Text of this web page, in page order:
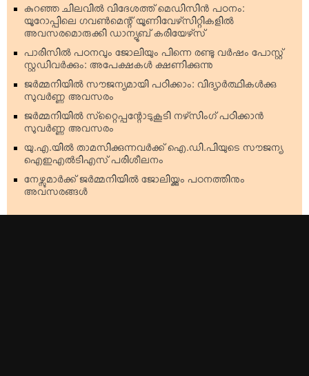
കുറഞ്ഞ ചിലവില്‍ വിദേശത്ത് മെഡിസിന്‍ പഠനം:
യൂറോപ്പിലെ ഗവണ്‍മെന്റ് യൂണിവേഴ്‌സിറ്റികളില്‍
അവസരമൊരുക്കി ഡാന്യൂബ് കരിയേഴ്‌സ്
പാരിസില്‍ പഠനവും ജോലിയും പിന്നെ രണ്ടു വര്‍ഷം പോസ്റ്റ്
സ്റ്റഡിവര്‍ക്കും: അപേക്ഷകള്‍ ക്ഷണിക്കുന്നു
ജര്‍മ്മനിയില്‍ സൗജന്യമായി പഠിക്കാം: വിദ്യാര്‍ത്ഥികള്‍ക്കു
സുവര്‍ണ്ണ അവസരം
ജര്‍മ്മനിയില്‍ സ്‌റ്റൈപ്പന്റോടുകൂടി നഴ്‌സിംഗ് പഠിക്കാന്‍
സുവര്‍ണ്ണ അവസരം
യു.എ.യില്‍ താമസിക്കുന്നവര്‍ക്ക് ഐ.ഡി.പിയുടെ സൗജന്യ
ഐഇഎല്‍ടിഎസ് പരിശീലനം
നേഴ്സുമാര്‍ക്ക് ജര്‍മ്മനിയില്‍ ജോലിയ്ക്കും പഠനത്തിനും
അവസരങ്ങള്‍